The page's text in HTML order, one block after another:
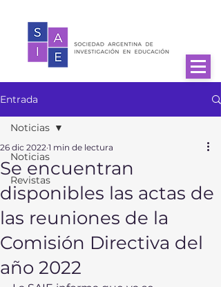
Entrada
Noticias
Revistas
Noticias
Se encuentran
disponibles las actas de
las reuniones de la
Comisión Directiva del
año 2022
26 dic 2022 1 min de lectura